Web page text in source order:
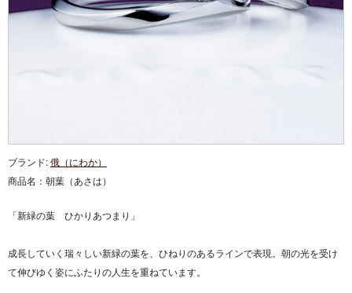
ブランド:俄（にわか）
商品名： 朝葉（あさは）
「新緑の葉 ひかりあつまり」
成長していく瑞々しい新緑の葉を、ひねりのあるラインで表現。朝の光を受け
て伸びゆく姿にふたりの人生を重ねています。